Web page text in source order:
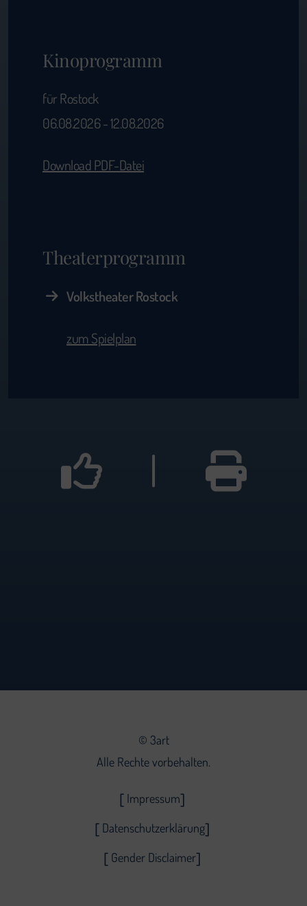
Kinoprogramm
für Rostock
06.08.2026 - 12.08.2026
Download PDF-Datei
Theaterprogramm
Volkstheater Rostock
zum Spielplan
|
© 3art
Alle Rechte vorbehalten.
Impressum
Datenschutzerklärung
Gender Disclaimer